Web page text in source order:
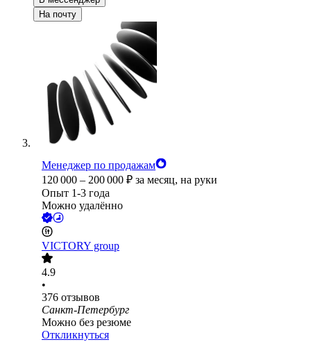
На почту
Менеджер по продажам
120 000 – 200 000 ₽ за месяц, на руки
Опыт 1-3 года
Можно удалённо
VICTORY group
4.9
•
376 отзывов
Санкт-Петербург
Можно без резюме
Откликнуться